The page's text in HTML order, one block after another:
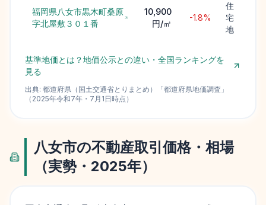
福岡県八女市黒木町桑原
字北屋敷３０１番
10,900
円/㎡
-1.8%
住
宅
地
基準地価とは？地価公示との違い・全国ランキングを
見る
出典: 都道府県（国土交通省とりまとめ） 「都道府県地価調査 」
（ 2025年令和7年 ・ 7月1日時点）
八女市の不動産取引価格・相場
（実勢・ 2025年）